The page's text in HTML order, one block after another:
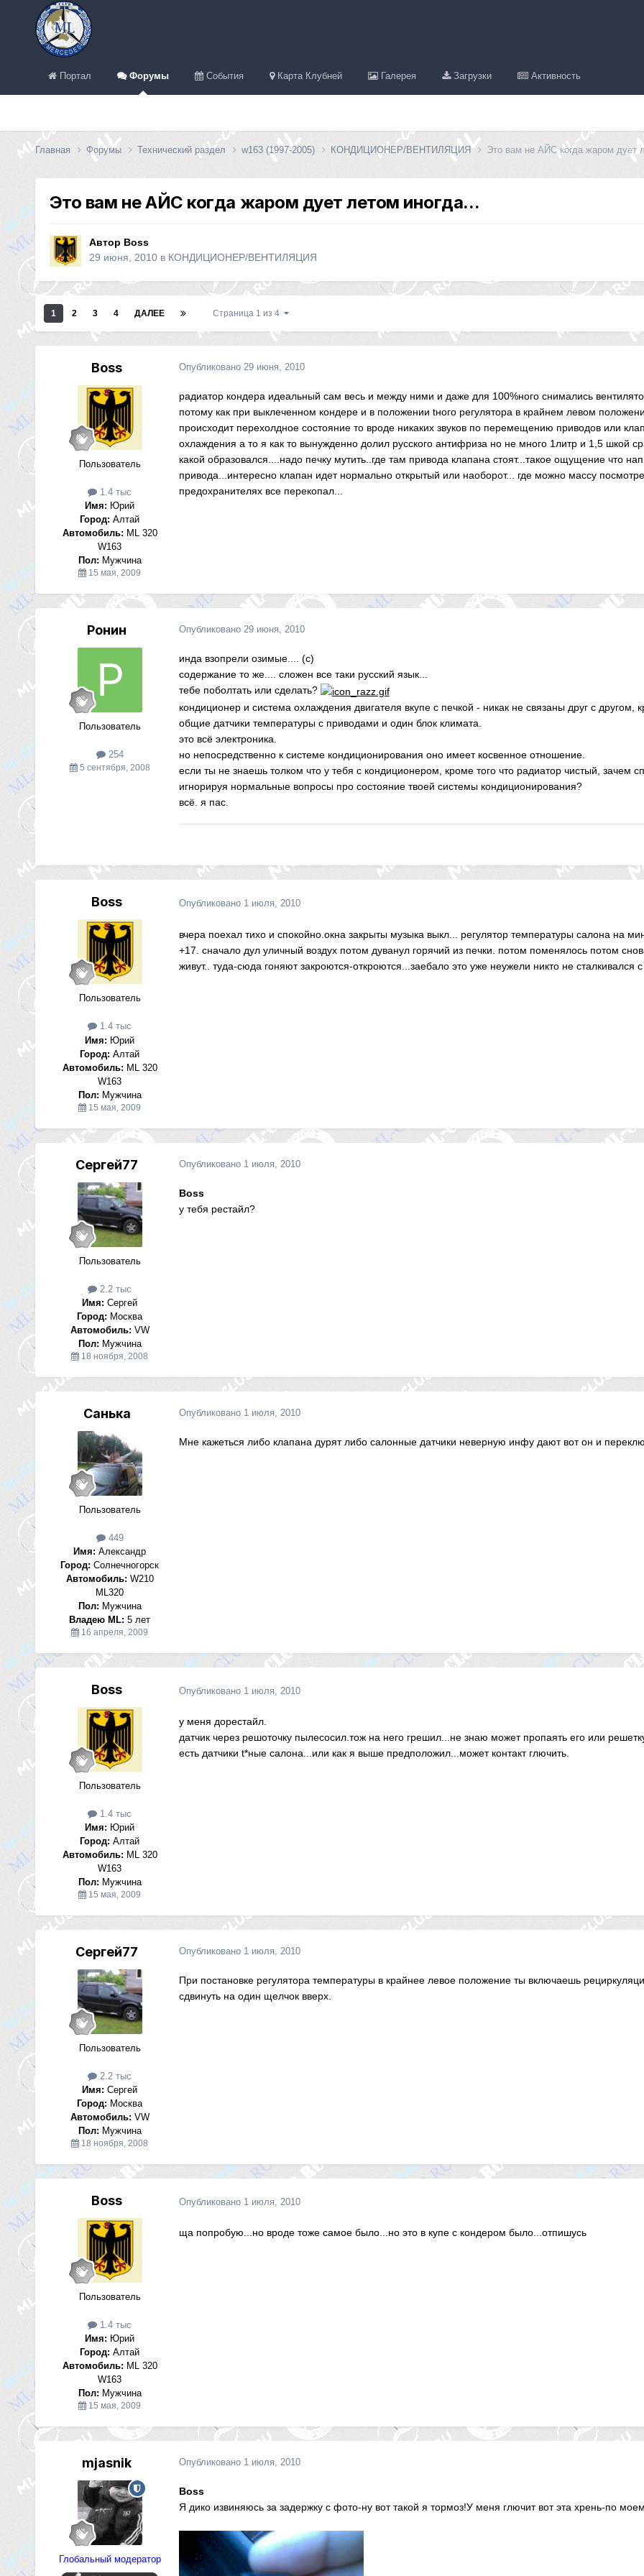
Портал Форумы События Карта Клубней Галерея Загрузки Активность
Главная Форумы Технический раздел w163 (1997-2005) КОНДИЦИОНЕР/ВЕНТИЛЯЦИЯ Это вам не АЙС когда жаром дует
Это вам не АЙС когда жаром дует летом иногда...
Автор Boss
29 июня, 2010в КОНДИЦИОНЕР/ВЕНТИЛЯЦИЯ
1 2 3 4 ДАЛЕЕ Страница 1 из 4
Boss
Пользователь
1.4 тыс
Имя: Юрий
Город: Алтай
Автомобиль: ML 320
W163
Пол: Мужчина
15 мая, 2009
Опубликовано 29 июня, 2010
радиатор кондера идеальный сам весь и между ними и даже для 100%ного снимались
потому как при выклеченном кондере и в положении tного регулятора в крайнем левом
происходит перехолдное состояние то вроде никаких звуков по перемещению приводов или
охлаждения а то я как то вынужденно долил русского антифриза но не много 1литр и 1,5 шкой
какой образовался....надо печку мутить..где там привода клапана стоят...такое ощущение что
привода...интересно клапан идет нормально открытый или наоборот... где можно массу
предохранителях все перекопал...
Ронин
Пользователь
254
5 сентября, 2008
Опубликовано 29 июня, 2010
инда взопрели озимые.... (с)
содержание то же.... сложен все таки русский язык...
тебе поболтать или сделать?
кондиционер и система охлаждения двигателя вкупе с печкой - никак не связаны друг с другом,
общие датчики температуры с приводами и один блок климата.
это всё электроника.
но непосредственно к системе кондиционирования оно имеет косвенное отношение.
если ты не знаешь толком что у тебя с кондиционером, кроме того что радиатор чистый,
игнорируя нормальные вопросы про состояние твоей системы кондиционирования?
всё. я пас.
Boss
Пользователь
1.4 тыс
Имя: Юрий
Город: Алтай
Автомобиль: ML 320
W163
Пол: Мужчина
15 мая, 2009
Опубликовано 1 июля, 2010
вчера поехал тихо и спокойно.окна закрыты музыка выкл... регулятор температуры салона на
+17. сначало дул уличный воздух потом дуванул горячий из печки. потом поменялось потом
живут.. туда-сюда гоняют закроются-откроются...заебало это уже неужели никто не
Сергей77
Пользователь
2.2 тыс
Имя: Сергей
Город: Москва
Автомобиль: VW
Пол: Мужчина
18 ноября, 2008
Опубликовано 1 июля, 2010
Boss
у тебя рестайл?
Санька
Пользователь
449
Имя: Александр
Город: Солнечногорск
Автомобиль: W210
ML320
Пол: Мужчина
Владею ML: 5 лет
16 апреля, 2009
Опубликовано 1 июля, 2010
Мне кажеться либо клапана дурят либо салонные датчики неверную инфу дают вот он и
Boss
Пользователь
1.4 тыс
Имя: Юрий
Город: Алтай
Автомобиль: ML 320
W163
Пол: Мужчина
15 мая, 2009
Опубликовано 1 июля, 2010
у меня дорестайл.
датчик через решоточку пылесосил.тож на него грешил...не знаю может пропаять его или
есть датчики t*ные салона...или как я выше предположил...может контакт глючить.
Сергей77
Пользователь
2.2 тыс
Имя: Сергей
Город: Москва
Автомобиль: VW
Пол: Мужчина
18 ноября, 2008
Опубликовано 1 июля, 2010
При постановке регулятора температуры в крайнее левое положение ты включаешь
сдвинуть на один щелчок вверх.
Boss
Пользователь
1.4 тыс
Имя: Юрий
Город: Алтай
Автомобиль: ML 320
W163
Пол: Мужчина
15 мая, 2009
Опубликовано 1 июля, 2010
ща попробую...но вроде тоже самое было...но это в купе с кондером было...отпишусь
mjasnik
Глобальный модератор
Опубликовано 1 июля, 2010
Boss
Я дико извиняюсь за задержку с фото-ну вот такой я тормоз!У меня глючит вот эта хрень-по